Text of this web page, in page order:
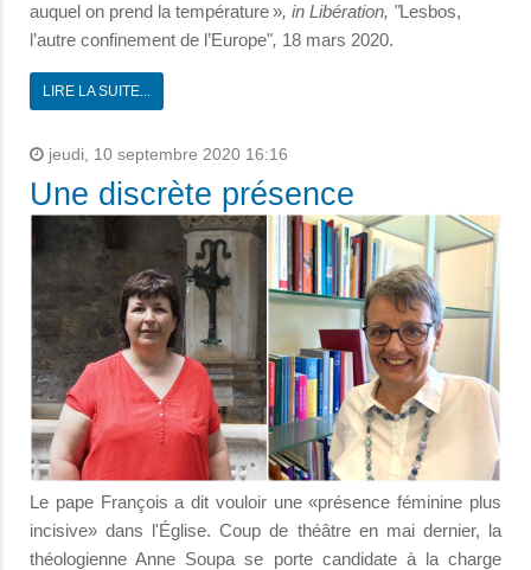
auquel on prend la température », in Libération, "Lesbos,
l’autre confinement de l’Europe", 18 mars 2020.
LIRE LA SUITE...
jeudi, 10 septembre 2020 16:16
Une discrète présence
Le pape François a dit vouloir une «présence féminine plus
incisive» dans l'Église. Coup de théâtre en mai dernier, la
théologienne Anne Soupa se porte candidate à la charge